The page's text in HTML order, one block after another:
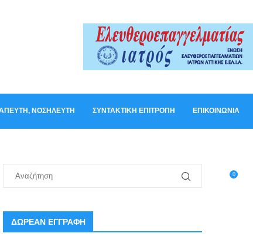
ΝΟΣΗΛΕΥΤΉ ΣΥΝΤΑΚΤΙΚΉ ΕΠΙΤΡΟΠΉ ΕΠΙΚΟΙΝΩΝΊΑ
0
ΔΩΡΕΑΝ ΕΓΓΡΑΦΗ